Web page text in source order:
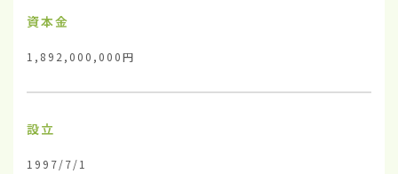
資本金
1,892,000,000円
設立
1997/7/1